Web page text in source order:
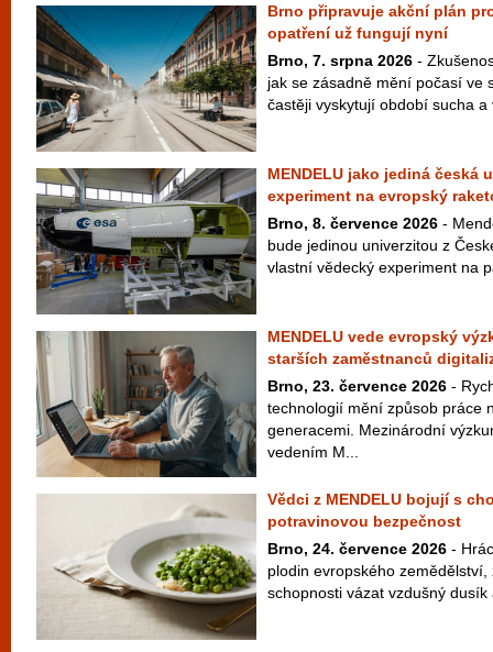
Brno připravuje akční plán
opatření už fungují nyní
Brno, 7. srpna 2026 -
jak se zásadně mění počasí ve
častěji vyskytují období sucha a
MENDELU jako jediná česká
experiment na evropský
Brno, 8. července 2026 -
bude jedinou univerzitou z
vlastní vědecký experiment na
MENDELU vede evropský
starších zaměstnanců
Brno, 23. července 2026 -
technologií mění způsob práce
generacemi. Mezinárodní
vedením M...
Vědci z MENDELU bojují s
potravinovou bezpečnost
Brno, 24. července 2026 -
plodin evropského
schopnosti vázat vzdušný